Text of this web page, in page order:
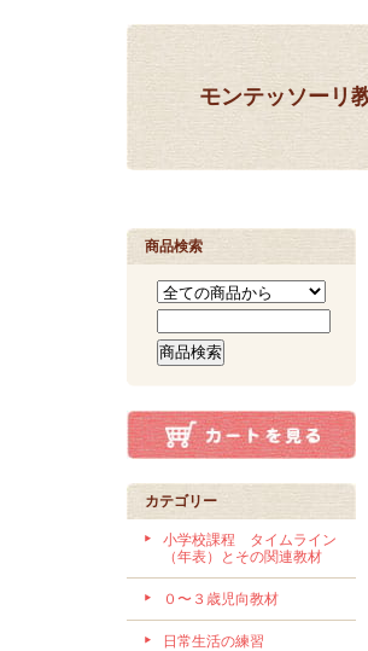
モンテッソーリ
商品検索
カテゴリー
小学校課程 タイムライン
（年表）とその関連教材
０〜３歳児向教材
日常生活の練習